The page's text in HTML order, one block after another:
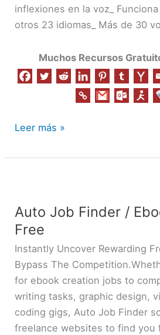
inflexiones en la voz_
otros 23 idiomas_ Más de 30
Muchos Recursos
Leer más »
Auto Job Finder /
Free
Instantly Uncover Rewarding
Bypass The
for ebook creation jobs to
writing tasks, graphic design,
coding gigs, Auto Job Finder
freelance websites to find you
Finder
/
Ebook
/
INFO.
Free